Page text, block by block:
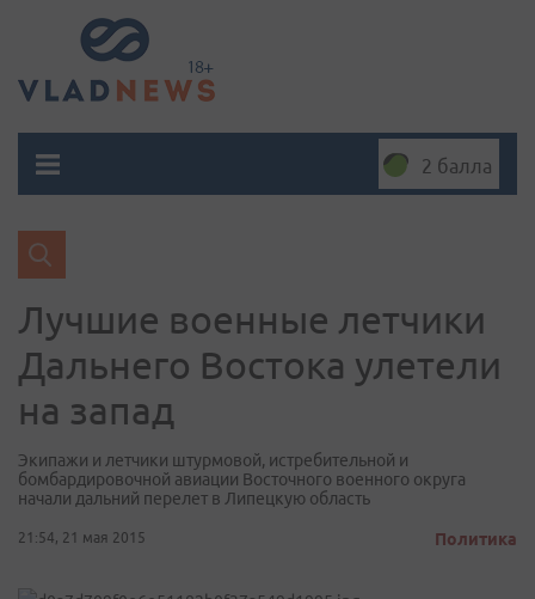
2 балла
Лучшие военные летчики
Дальнего Востока улетели
на запад
Экипажи и летчики штурмовой, истребительной и
бомбардировочной авиации Восточного военного округа
начали дальний перелет в Липецкую область
21:54, 21 мая 2015 Политика